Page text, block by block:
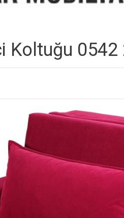
Koltuğu 0542